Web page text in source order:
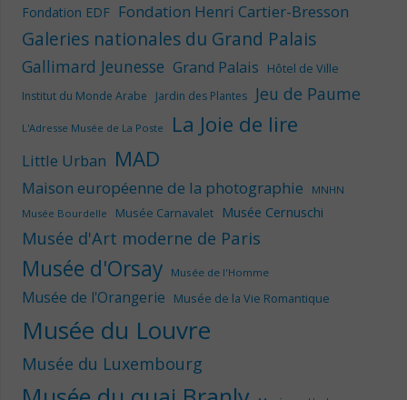
Fondation EDF Fondation Henri Cartier-Bresson
Galeries nationales du Grand Palais
Gallimard Jeunesse Grand Palais Hôtel de Ville
Institut du Monde Arabe Jardin des Plantes Jeu de Paume
L'Adresse Musée de La Poste La Joie de lire
Little Urban MAD
Maison européenne de la photographie
MNHN
Musée Bourdelle
Musée Carnavalet Musée Cernuschi
Musée d'Art moderne de Paris
Musée d'Orsay Musée de l'Homme
Musée de l'Orangerie Musée de la Vie Romantique
Musée du Louvre
Musée du Luxembourg